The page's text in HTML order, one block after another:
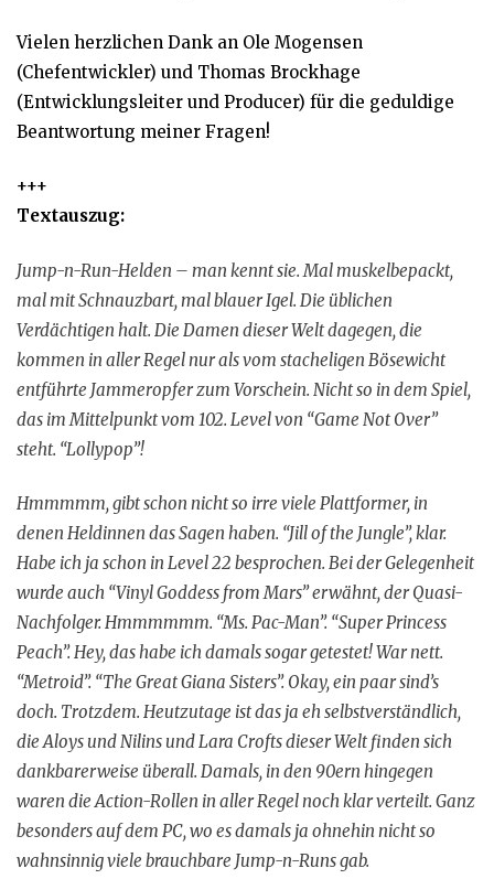
Vielen herzlichen Dank an Ole Mogensen
(Chefentwickler) und Thomas Brockhage
(Entwicklungsleiter und Producer) für die geduldige
Beantwortung meiner Fragen!
+++
Textauszug:
Jump-n-Run-Helden – man kennt sie. Mal muskelbepackt,
mal mit Schnauzbart, mal blauer Igel. Die üblichen
Verdächtigen halt. Die Damen dieser Welt dagegen, die
kommen in aller Regel nur als vom stacheligen Bösewicht
entführte Jammeropfer zum Vorschein. Nicht so in dem Spiel,
das im Mittelpunkt vom 102. Level von “Game Not Over”
steht. “Lollypop”!
Hmmmmm, gibt schon nicht so irre viele Plattformer, in
denen Heldinnen das Sagen haben. “Jill of the Jungle”, klar.
Habe ich ja schon in Level 22 besprochen. Bei der Gelegenheit
wurde auch “Vinyl Goddess from Mars” erwähnt, der Quasi-
Nachfolger. Hmmmmmm. “Ms. Pac-Man”. “Super Princess
Peach”. Hey, das habe ich damals sogar getestet! War nett.
“Metroid”. “The Great Giana Sisters”. Okay, ein paar sind’s
doch. Trotzdem. Heutzutage ist das ja eh selbstverständlich,
die Aloys und Nilins und Lara Crofts dieser Welt finden sich
dankbarerweise überall. Damals, in den 90ern hingegen
waren die Action-Rollen in aller Regel noch klar verteilt. Ganz
besonders auf dem PC, wo es damals ja ohnehin nicht so
wahnsinnig viele brauchbare Jump-n-Runs gab.